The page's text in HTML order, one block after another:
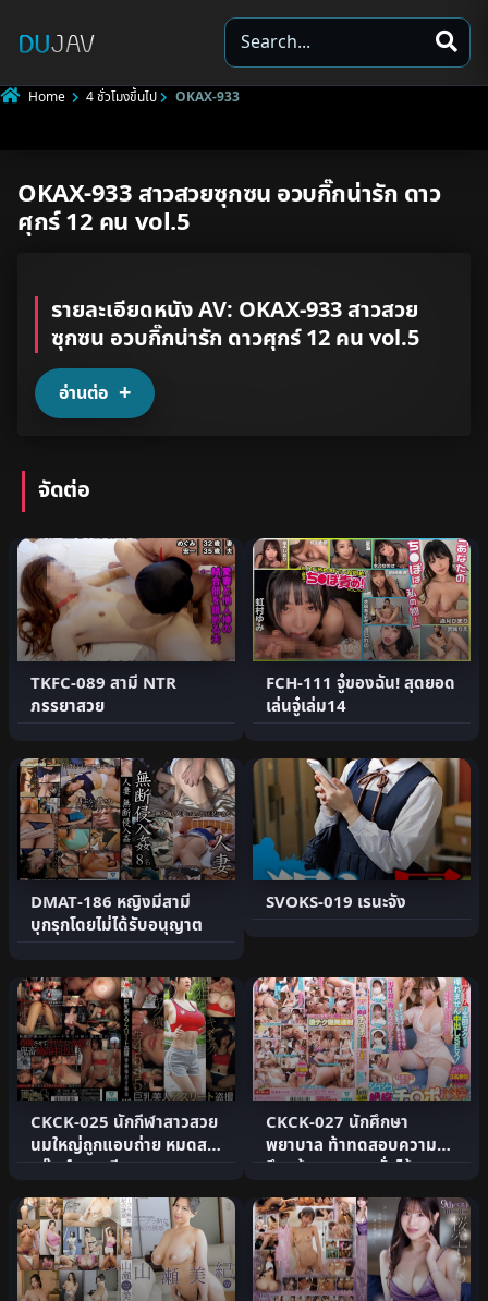
e
a
Home 4 ชั่วโมงขึ้นไป OKAX-933
Underage
Other
OKAX-933 สาวสวยซุกซน อวบกิ๊กน่ารัก ดาว
ศุกร์ 12 คน vol.5
รายละเอียดหนัง AV: OKAX-933 สาวสวย
ซุกซน อวบกิ๊กน่ารัก ดาวศุกร์ 12 คน vol.5
อ่านต่อ
จัดต่อ
TKFC-089 สามี NTR
ภรรยาสวย
FCH-111 จู๋ของฉัน! สุดยอด
เล่นจู๋เล่ม14
DMAT-186 หญิงมีสามี
บุกรุกโดยไม่ได้รับอนุญาต
SVOKS-019 เรนะจัง
CKCK-025 นักกีฬาสาวสวย
นมใหญ่ถูกแอบถ่าย หมดสติ
แก๊งค์ผสมเทียม
CKCK-027 นักศึกษา
พยาบาล ท้าทดสอบความ
อึด! ถ้าสามารถหลั่งได้ 10